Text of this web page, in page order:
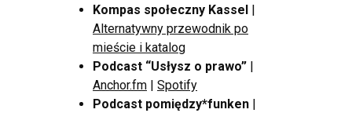
Kompas społeczny Kassel |
Alternatywny przewodnik po
mieście i katalog
Podcast “Usłysz o prawo” |
Anchor.fm | Spotify
Podcast pomiędzy*funken |